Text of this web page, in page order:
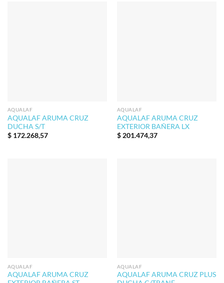
AQUALAF
AQUALAF ARUMA CRUZ
DUCHA S/T
$172.268,57
AQUALAF
AQUALAF ARUMA CRUZ
EXTERIOR BAÑERA LX
$201.474,37
AQUALAF
AQUALAF ARUMA CRUZ
AQUALAF
AQUALAF ARUMA CRUZ PLUS